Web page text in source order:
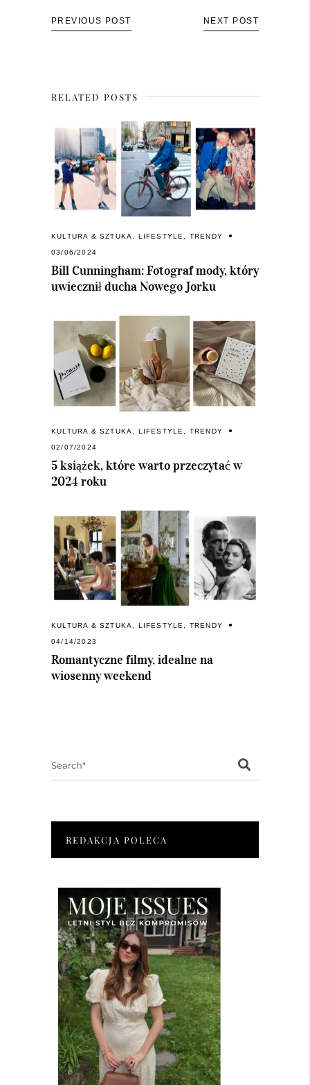
PREVIOUS POST NEXT POST
RELATED POSTS
KULTURA & SZTUKA, LIFESTYLE, TRENDY
03/06/2024
Bill Cunningham: Fotograf mody, który
uwiecznił ducha Nowego Jorku
KULTURA & SZTUKA LIFESTYLE TRENDY
02/07/2024
5 książek, które warto przeczytać w
2024 roku
KULTURA & SZTUKA, LIFESTYLE, TRENDY
04/14/2023
Romantyczne filmy, idealne na
wiosenny weekend
REDAKCJA POLECA